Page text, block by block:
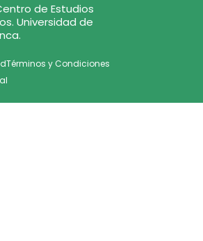
de Estudios
Universidad de
Términos y Condiciones